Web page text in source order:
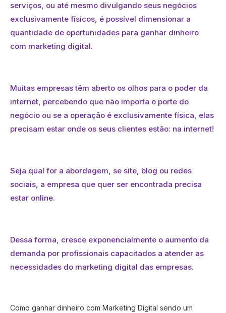
serviços, ou até mesmo divulgando seus negócios
exclusivamente físicos, é possível dimensionar a
quantidade de oportunidades para ganhar dinheiro
com marketing digital.
Muitas empresas têm aberto os olhos para o poder da
internet, percebendo que não importa o porte do
negócio ou se a operação é exclusivamente física, elas
precisam estar onde os seus clientes estão: na internet!
Seja qual for a abordagem, se site, blog ou redes
sociais, a empresa que quer ser encontrada precisa
estar online.
Dessa forma, cresce exponencialmente o aumento da
demanda por profissionais capacitados a atender as
necessidades do marketing digital das empresas.
Como ganhar dinheiro com Marketing Digital sendo um